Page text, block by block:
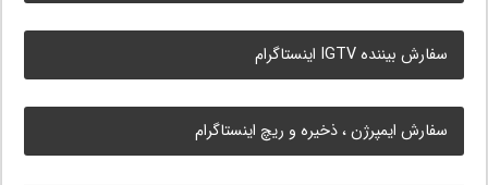
سفارش بیننده IGTV اینستاگرام
سفارش ایمپرژن ، ذخیره و ریچ اینستاگرام